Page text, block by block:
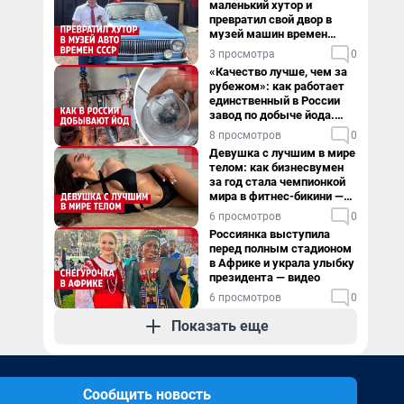
маленький хутор и
превратил свой двор в
музей машин времен
СССР. Видео
3 просмотра 0
«Качество лучше, чем за
рубежом»: как работает
единственный в России
завод по добыче йода.
Видео
8 просмотров 0
Девушка с лучшим в мире
телом: как бизнесвумен
за год стала чемпионкой
мира в фитнес-бикини —
видео
6 просмотров 0
Россиянка выступила
перед полным стадионом
в Африке и украла улыбку
президента — видео
6 просмотров 0
Показать еще
Сообщить новость